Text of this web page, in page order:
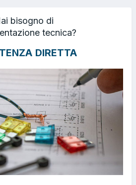
bisogno di
tecnica?
DIRETTA